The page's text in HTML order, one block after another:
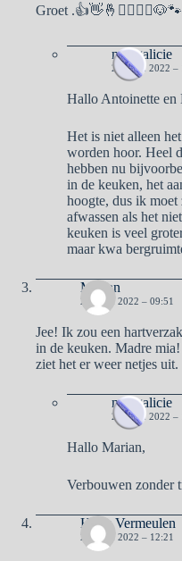
Groet
naargalicie
21 JUNI 2022 –
Hallo Antoinette en
Het is niet alleen
worden hoor. Heel
hebben nu
in de keuken, het
hoogte, dus ik
afwassen als het
keuken is veel
maar kwa
Marian
21 JUNI 2022 – 09:51
Jee! Ik zou een
in de keuken. Madre
ziet het er weer netjes uit.
naargalicie
21 JUNI 2022 –
Hallo Marian,
Verbouwen zonder
Henk Vermeulen
21 JUNI 2022 – 12:21